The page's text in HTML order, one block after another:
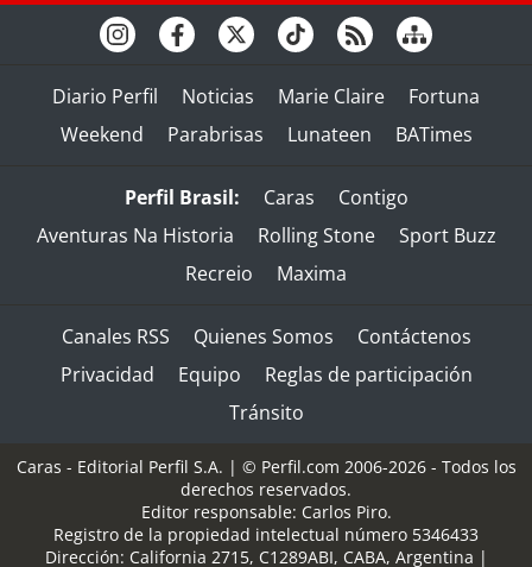
Diario Perfil Noticias Marie Claire
Fortuna
Weekend
Parabrisas Lunateen BATimes
Perfil Brasil: Caras
Contigo
Aventuras Na Historia
Rolling Stone
Sport Buzz
Recreio
Maxima
Canales RSS Quienes Somos
Contáctenos
Privacidad
Equipo
Reglas de participación
Tránsito
Caras - Editorial Perfil S.A. | © Perfil.com 2006-2026 - Todos los
derechos reservados.
Editor responsable: Carlos Piro.
Registro de la propiedad intelectual número 5346433
Dirección: California 2715, C1289ABI, CABA, Argentina |